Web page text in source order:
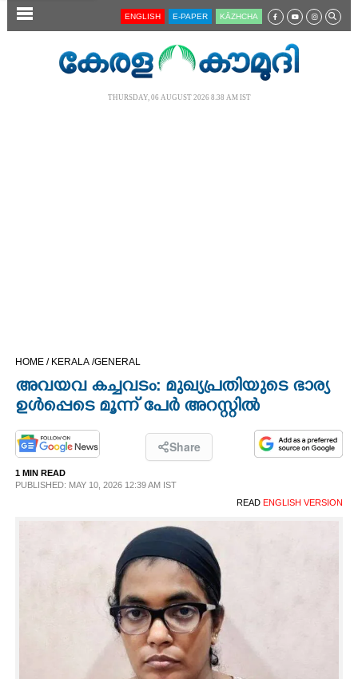
SECTIONS ENGLISH E-PAPER KĀZHCHA
THURSDAY, 06 AUGUST 2026 8.38 AM IST
HOME / KERALA /GENERAL
അവയവ കച്ചവടം: മുഖ്യപ്രതിയുടെ ഭാര്യ
ഉൾപ്പെടെ മൂന്ന് പേർ അറസ്റ്റിൽ
Share
1 MIN READ
PUBLISHED: MAY 10, 2026 12:39 AM IST
READ ENGLISH VERSION